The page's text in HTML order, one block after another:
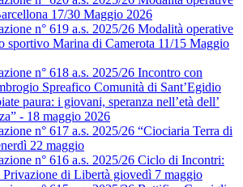
17/30 Maggio 2026
n° 619 a.s. 2025/26 Modalità operative
sportivo Marina di Camerota 11/15 Maggio
n° 618 a.s. 2025/26 Incontro con
Spreafico Comunità di Sant’Egidio
paura: i giovani, speranza nell’età dell’
- 18 maggio 2026
n° 617 a.s. 2025/26 “Ciociaria Terra di
22 maggio
n° 616 a.s. 2025/26 Ciclo di Incontri:
Privazione di Libertà giovedì 7 maggio